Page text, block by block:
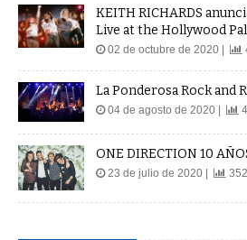
KEITH RICHARDS
Live at the Hollywood
02 de octubre de 2020 |
La Ponderosa Rock and
04 de agosto de 2020 |
ONE DIRECTION 10
23 de julio de 2020 |